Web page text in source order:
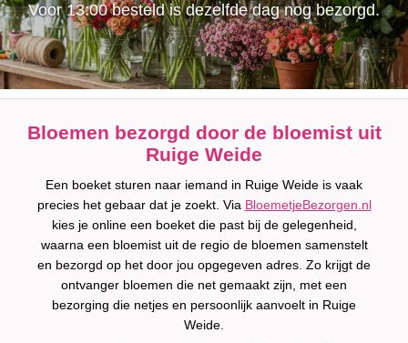
Voor 13:00 besteld is dezelfde dag nog bezorgd.
Bloemen bezorgd door de bloemist uit
Ruige Weide
Een boeket sturen naar iemand in Ruige Weide is vaak
precies het gebaar dat je zoekt. Via BloemetjeBezorgen.nl
kies je online een boeket die past bij de gelegenheid,
waarna een bloemist uit de regio de bloemen samenstelt
en bezorgd op het door jou opgegeven adres. Zo krijgt de
ontvanger bloemen die net gemaakt zijn, met een
bezorging die netjes en persoonlijk aanvoelt in Ruige
Weide.